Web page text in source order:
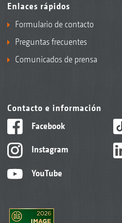
Enlaces rápidos
Formulario de contacto
Preguntas frecuentes
Comunicados de prensa
Contacto e información
Facebook
Instagram
YouTube